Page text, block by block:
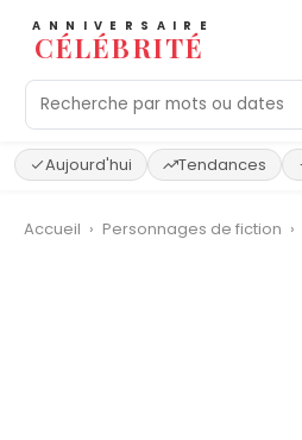
ANNIVERSAIRE
CÉLÉBRITÉ
Aujourd'hui Tendances
Accueil › Personnages de fiction ›